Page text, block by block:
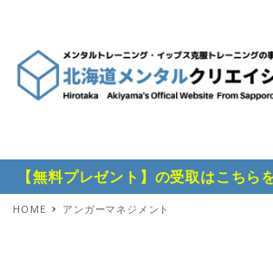
【無料プレゼント】の受取はこちら
HOME アンガーマネジメント